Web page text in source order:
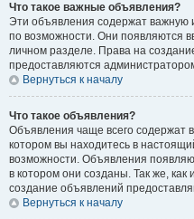
Что такое важные объявления?
Эти объявления содержат
по возможности. Они появляются
личном разделе. Права на
предоставляются
Вернуться к началу
Что такое объявления?
Объявления чаще всего
котором вы находитесь в
возможности. Объявления
в котором они созданы. Так же,
создание объявлений
Вернуться к началу